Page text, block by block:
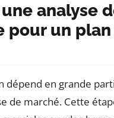
analyse
pour un plan
dépend en grande
de marché. Cette